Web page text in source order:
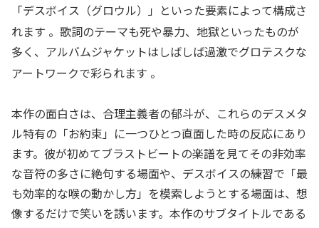
「デスボイス（グロウル）」といった要素によって構成さ
れます 。歌詞のテーマも死や暴力、地獄といったものが
多く、アルバムジャケットはしばしば過激でグロテスクな
アートワークで彩られます 。
本作の面白さは、合理主義者の郁斗が、これらのデスメタ
ル特有の「お約束」に一つひとつ直面した時の反応にあり
ます。彼が初めてブラストビートの楽譜を見てその非効率
な音符の多さに絶句する場面や、デスボイスの練習で「最
も効率的な喉の動かし方」を模索しようとする場面は、想
像するだけで笑いを誘います。本作のサブタイトルである